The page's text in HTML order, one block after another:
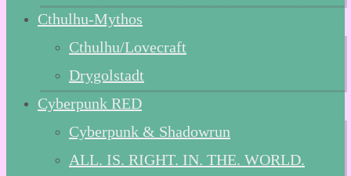
Cthulhu-Mythos
Cthulhu/Lovecraft
Drygolstadt
Cyberpunk RED
Cyberpunk & Shadowrun
ALL. IS. RIGHT. IN. THE. WORLD.